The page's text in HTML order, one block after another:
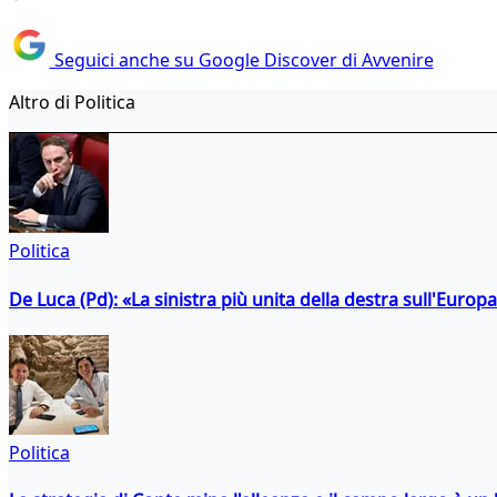
Seguici anche su Google Discover di Avvenire
Altro di Politica
Politica
De Luca (Pd): «La sinistra più unita della destra
Politica